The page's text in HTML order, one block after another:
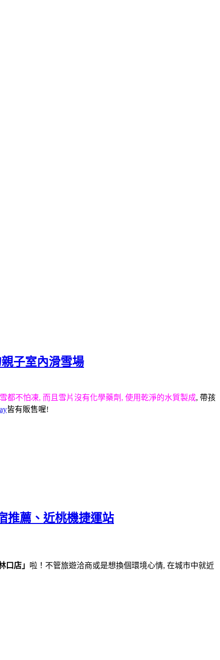
子室內滑雪場
都不怕凍, 而且雪片沒有化學藥劑, 使用乾淨的水質製成, 帶孩
皆有販售喔!
推薦、近桃機捷運站
口店」 啦！不管旅遊洽商或是想換個環境心情, 在城市中就近